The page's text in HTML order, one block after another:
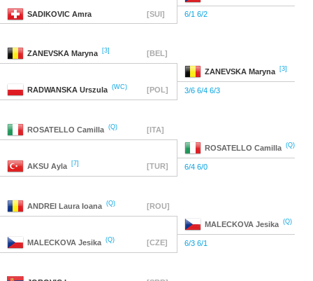
SADIKOVIC Amra [SUI] 6/1 6/2
ZANEVSKA Maryna [3] [BEL]
ZANEVSKA Maryna [3]
RADWANSKA Urszula (WC) [POL] 3/6 6/4 6/3
ROSATELLO Camilla (Q) [ITA]
ROSATELLO Camilla (Q)
AKSU Ayla [7] [TUR] 6/4 6/0
ANDREI Laura Ioana (Q) [ROU]
MALECKOVA Jesika (Q)
MALECKOVA Jesika (Q) [CZE] 6/3 6/1